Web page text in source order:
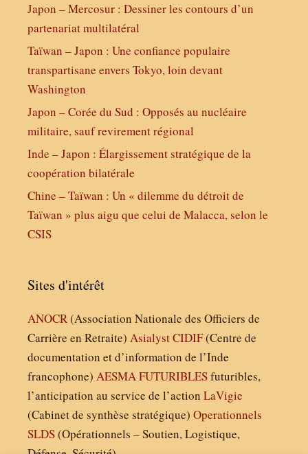
Japon – Mercosur : Dessiner les contours d’un
partenariat multilatéral
Taïwan – Japon : Une confiance populaire
transpartisane envers Tokyo, loin devant
Washington
Japon – Corée du Sud : Opposés au nucléaire
militaire, sauf revirement régional
Inde – Japon : Élargissement stratégique de la
coopération bilatérale
Chine – Taïwan : Un « dilemme du détroit de
Taïwan » plus aigu que celui de Malacca, selon le
CSIS
Sites d'intérêt
ANOCR(Association Nationale des Officiers de
Carrière en Retraite) AsialystCIDIF(Centre de
documentation et d’information de l’Inde
francophone) AESMAFUTURIBLESfuturibles,
l’anticipation au service de l’action LaVigie
(Cabinet de synthèse stratégique) Operationnels
SLDS(Opérationnels – Soutien, Logistique,